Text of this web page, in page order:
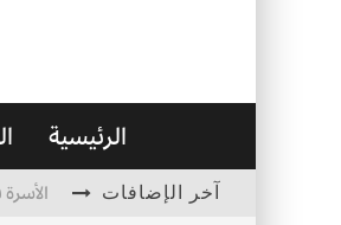
الرئيسية
آخر الإضافات